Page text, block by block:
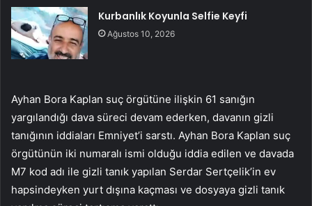
Kurbanlık Koyunla Selfie Keyfi
Ağustos 10, 2026
Ayhan Bora Kaplan suç örgütüne ilişkin 61 sanığın
yargılandığı dava süreci devam ederken, davanın gizli
tanığının iddiaları Emniyet’i sarstı. Ayhan Bora Kaplan suç
örgütünün iki numaralı ismi olduğu iddia edilen ve davada
M7 kod adı ile gizli tanık yapılan Serdar Sertçelik’in ev
hapsindeyken yurt dışına kaçması ve dosyaya gizli tanık